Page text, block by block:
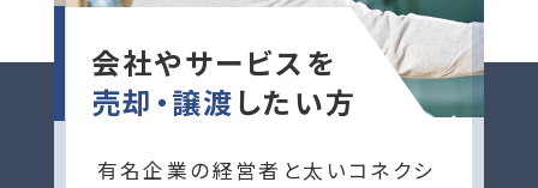
会社やサービスを
売却・譲渡したい方
有名企業の経営者と太いコネクシ